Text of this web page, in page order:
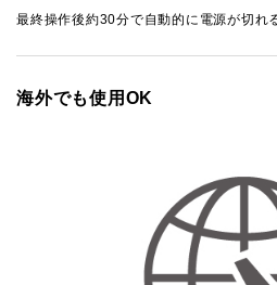
最終操作後約30分で自動的に電源が切れ
海外でも使用OK